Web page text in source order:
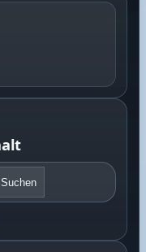
Suchen